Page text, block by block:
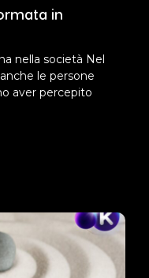
in
nella società Nel
le persone
aver percepito